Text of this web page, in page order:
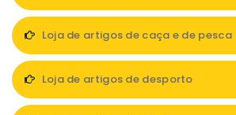
Loja de artigos de caça e de pesca
Loja de artigos de desporto